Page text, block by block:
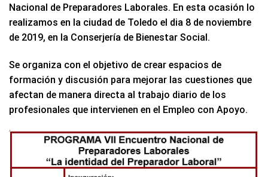
Nacional de Preparadores Laborales. En esta ocasión lo
realizamos en la ciudad de Toledo el dia 8 de noviembre
de 2019, en la Conserjería de Bienestar Social.
Se organiza con el objetivo de crear espacios de
formación y discusión para mejorar las cuestiones que
afectan de manera directa al trabajo diario de los
profesionales que intervienen en el Empleo con Apoyo.